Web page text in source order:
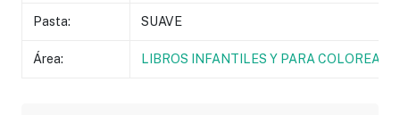
Pasta: SUAVE
Área: LIBROS INFANTILES Y PARA COLOREAR